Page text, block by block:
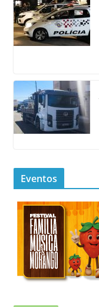
Eventos